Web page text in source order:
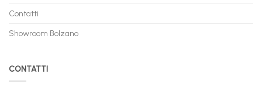
Contatti
Showroom Bolzano
CONTATTI